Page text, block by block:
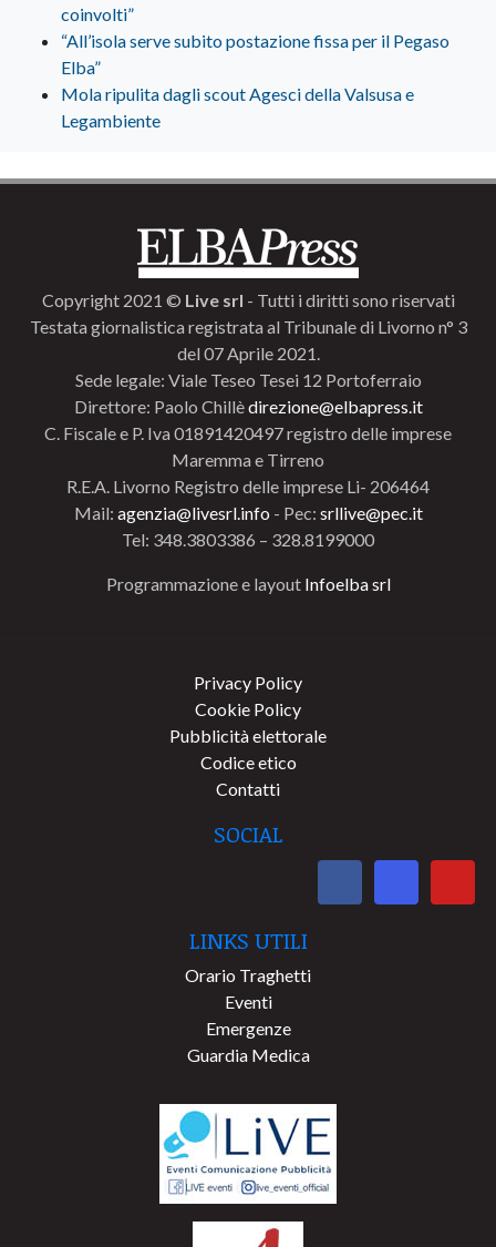
coinvolti”
“All’isola serve subito postazione fissa per il Pegaso
Elba”
Mola ripulita dagli scout Agesci della Valsusa e
Legambiente
Copyright 2021 © Live srl - Tutti i diritti sono riservati
Testata giornalistica registrata al Tribunale di Livorno n° 3
del 07 Aprile 2021.
Sede legale: Viale Teseo Tesei 12 Portoferraio
Direttore: Paolo Chillèdirezione@elbapress.it
C. Fiscale e P. Iva 01891420497 registro delle imprese
Maremma e Tirreno
R.E.A. Livorno Registro delle imprese Li- 206464
Mail: agenzia@livesrl.info - Pec: srllive@pec.it
Tel: 348.3803386 – 328.8199000
Programmazione e layout Infoelba srl
Privacy Policy
Cookie Policy
Pubblicità elettorale
Codice etico
Contatti
SOCIAL
LINKS UTILI
Orario Traghetti
Eventi
Emergenze
Guardia Medica